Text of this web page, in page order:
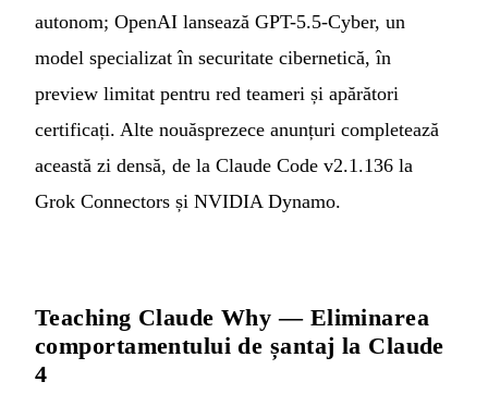
autonom; OpenAI lansează GPT-5.5-Cyber, un
model specializat în securitate cibernetică, în
preview limitat pentru red teameri și apărători
certificați. Alte nouăsprezece anunțuri completează
această zi densă, de la Claude Code v2.1.136 la
Grok Connectors și NVIDIA Dynamo.
Teaching Claude Why — Eliminarea
comportamentului de șantaj la Claude
4